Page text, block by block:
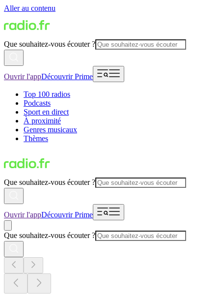
Aller au contenu
Que souhaitez-vous écouter ?
Ouvrir l'appDécouvrir Prime
Top 100 radios
Podcasts
Sport en direct
À proximité
Genres musicaux
Thèmes
Que souhaitez-vous écouter ?
Ouvrir l'appDécouvrir Prime
Que souhaitez-vous écouter ?